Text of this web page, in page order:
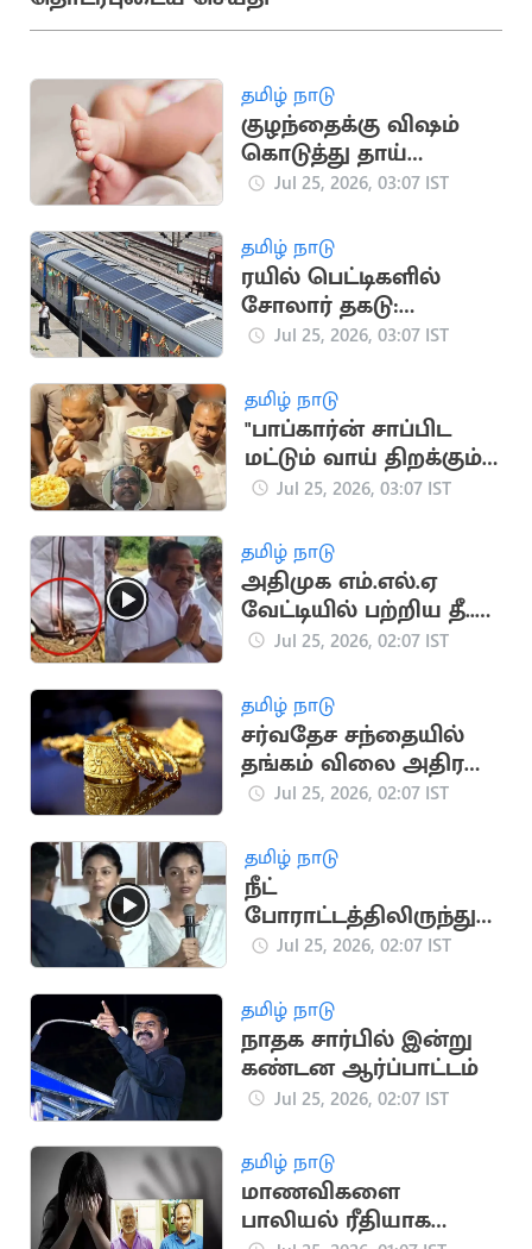
தமிழ் நாடு
குழந்தைக்கு விஷம்
கொடுத்து தாய்
தற்கொலை முயற்சி..
Jul 25, 2026, 03:07 IST
தமிழ் நாடு
ரயில் பெட்டிகளில்
சோலார் தகடு:
ரயில்வேயின் புதிய
Jul 25, 2026, 03:07 IST
தமிழ் நாடு
"பாப்கார்ன் சாப்பிட
மட்டும் வாய் திறக்கும்
அமைச்சர்"..
Jul 25, 2026, 03:07 IST
தமிழ் நாடு
அதிமுக எம்.எல்.ஏ
வேட்டியில் பற்றிய தீ..
பரபரப்பு வீடியோ
Jul 25, 2026, 02:07 IST
தமிழ் நாடு
சர்வதேச சந்தையில்
தங்கம் விலை அதிரடி
மாற்றம்
Jul 25, 2026, 02:07 IST
தமிழ் நாடு
நீட்
போராட்டத்திலிருந்து
அப்புறப்படுத்தப்பட்ட
Jul 25, 2026, 02:07 IST
தமிழ் நாடு
நாதக சார்பில் இன்று
கண்டன ஆர்ப்பாட்டம்
Jul 25, 2026, 02:07 IST
தமிழ் நாடு
மாணவிகளை
பாலியல் ரீதியாக